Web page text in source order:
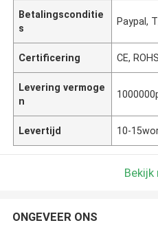
Betalingsconditie
s
Paypal,
Certificering CE, ROHS
Levering vermoge
n
Levertijd 10-
Bekijk
ONGEVEER ONS